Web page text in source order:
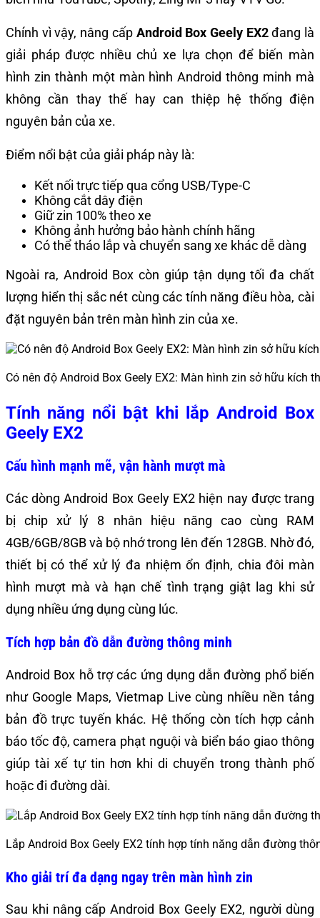
Chính vì vậy, nâng cấp Android Box Geely EX2đang là
giải pháp được nhiều chủ xe lựa chọn để biến màn
hình zin thành một màn hình Android thông minh mà
không cần thay thế hay can thiệp hệ thống điện
nguyên bản của xe.
Điểm nổi bật của giải pháp này là:
Kết nối trực tiếp qua cổng USB/Type-C
Không cắt dây điện
Giữ zin 100% theo xe
Không ảnh hưởng bảo hành chính hãng
Có thể tháo lắp và chuyển sang xe khác dễ dàng
Ngoài ra, Android Box còn giúp tận dụng tối đa chất
lượng hiển thị sắc nét cùng các tính năng điều hòa, cài
đặt nguyên bản trên màn hình zin của xe.
Có nên độ Android Box Geely EX2: Màn hình zin sở hữu kích
Tính năng nổi bật khi lắp Android Box
Geely EX2
Cấu hình mạnh mẽ, vận hành mượt mà
Các dòng Android Box Geely EX2 hiện nay được trang
bị chip xử lý 8 nhân hiệu năng cao cùng RAM
4GB/6GB/8GB và bộ nhớ trong lên đến 128GB. Nhờ đó,
thiết bị có thể xử lý đa nhiệm ổn định, chia đôi màn
hình mượt mà và hạn chế tình trạng giật lag khi sử
dụng nhiều ứng dụng cùng lúc.
Tích hợp bản đồ dẫn đường thông minh
Android Box hỗ trợ các ứng dụng dẫn đường phổ biến
như Google Maps, Vietmap Live cùng nhiều nền tảng
bản đồ trực tuyến khác. Hệ thống còn tích hợp cảnh
báo tốc độ, camera phạt nguội và biển báo giao thông
giúp tài xế tự tin hơn khi di chuyển trong thành phố
hoặc đi đường dài.
Lắp Android Box Geely EX2 tính hợp tính năng dẫn đường
Kho giải trí đa dạng ngay trên màn hình zin
Sau khi nâng cấp Android Box Geely EX2, người dùng